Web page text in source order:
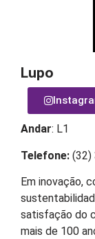
Lupo
Andar: L1
Telefone: (32)
Em inovação,
satisfação do
mais de 100